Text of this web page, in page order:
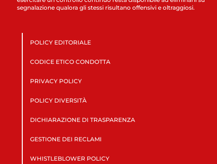
segnalazione qualora gli stessi risultano offensivi e oltraggiosi.
POLICY EDITORIALE
CODICE ETICO CONDOTTA
PRIVACY POLICY
POLICY DIVERSITÀ
DICHIARAZIONE DI TRASPARENZA
GESTIONE DEI RECLAMI
WHISTLEBLOWER POLICY